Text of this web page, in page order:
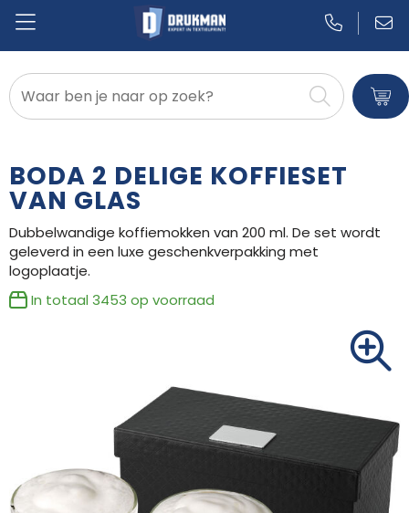
Badtextiel en Douche
Bodywarmers
Broeken en Rokken
Caps, Hoeden en Mutsen
Handschoenen en Sjaals
Kledingaccessoires
BODA 2 DELIGE KOFFIESET
VAN GLAS
Dubbelwandige koffiemokken van 200 ml. De set wordt
geleverd in een luxe geschenkverpakking met
logoplaatje.
In totaal 3453 op voorraad